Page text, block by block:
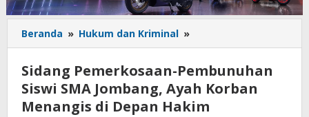
Beranda » Hukum dan Kriminal »
Pemerkosaan-
Pembunuhan
Siswi
SMA
Jombang,
Sidang Pemerkosaan-Pembunuhan
Siswi SMA Jombang, Ayah Korban
Menangis di Depan Hakim